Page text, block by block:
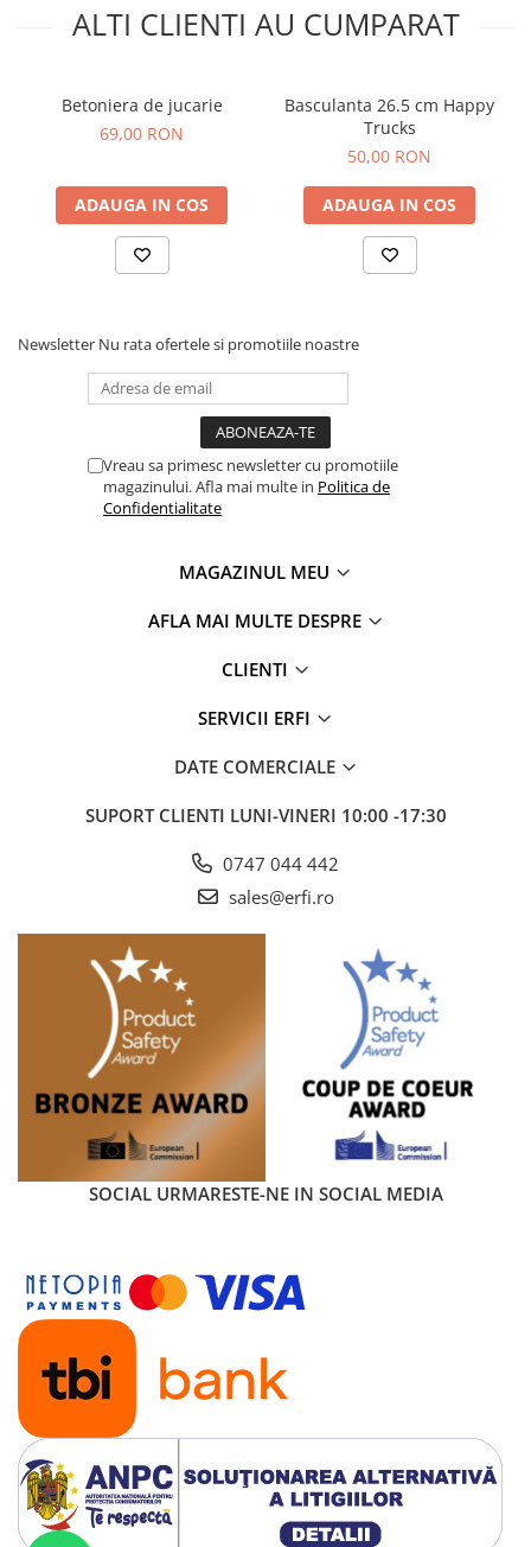
ALTI CLIENTI AU CUMPARAT
Betoniera de jucarie
69,00 RON
ADAUGA IN COS
Basculanta 26.5 cm Happy
Trucks
50,00 RON
ADAUGA IN COS
Newsletter Nu rata ofertele si promotiile noastre
Vreau sa primesc newsletter cu promotiile
magazinului. Afla mai multe in Politica de
Confidentialitate
MAGAZINUL MEU
AFLA MAI MULTE DESPRE
CLIENTI
SERVICII ERFI
DATE COMERCIALE
SUPORT CLIENTI LUNI-VINERI 10:00 -17:30
0747 044 442
sales@erfi.ro
SOCIAL URMARESTE-NE IN SOCIAL MEDIA